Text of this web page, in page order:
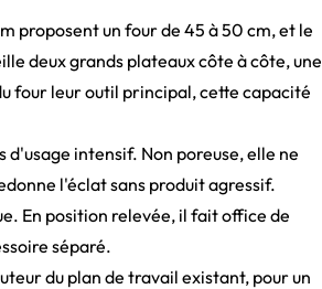
proposent un four de 45 à 50 cm, et le
deux grands plateaux côte à côte, une
four leur outil principal, cette capacité
d'usage intensif. Non poreuse, elle ne
l'éclat sans produit agressif.
En position relevée, il fait office de
séparé.
du plan de travail existant, pour un